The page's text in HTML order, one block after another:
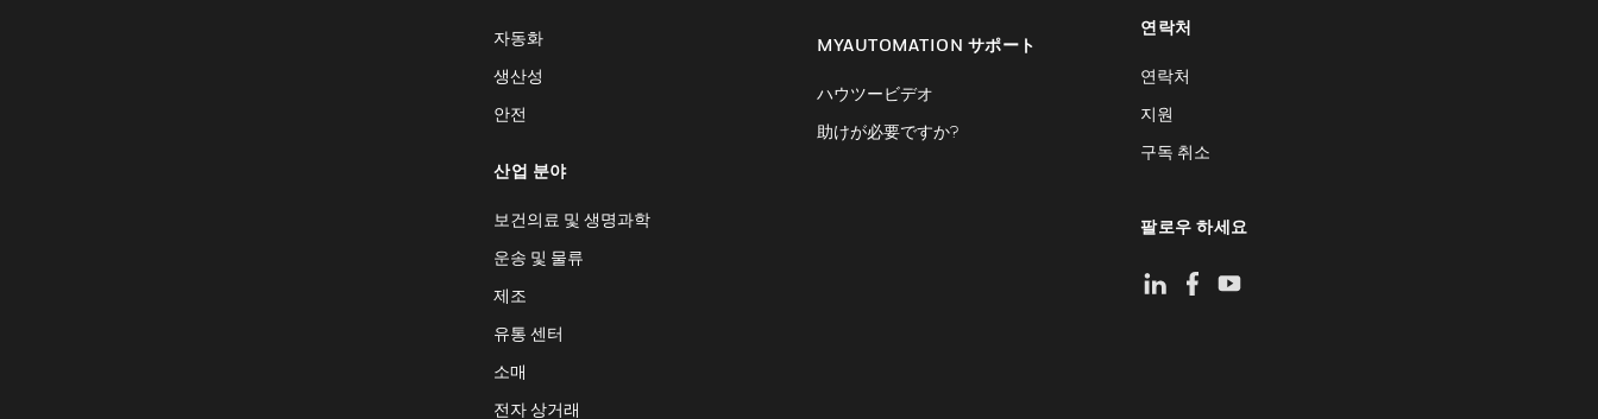
자동화
생산성
안전
산업 분야
보건의료 및 생명과학
운송 및 물류
제조
유통 센터
소매
전자 상거래
MYAUTOMATION サポート
ハウツービデオ
助けが必要ですか?
연락처
연락처
지원
구독 취소
팔로우 하세요